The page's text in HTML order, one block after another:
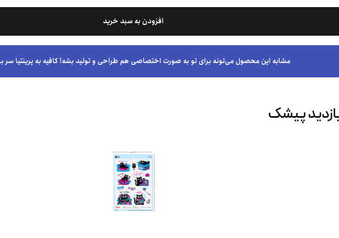
افزودن به سبد خرید
مشابه این محصول می‌تونه برای تو به صورت اختصاصی هم طراحی و تولید بشه! کافیه به پرینتیا سر
پیشک